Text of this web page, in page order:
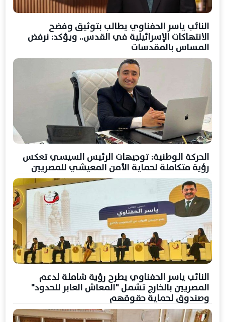
النائب ياسر الحفناوي يطالب بتوثيق وفضح
الانتهاكات الإسرائيلية في القدس.. ويؤكد: نرفض
المساس بالمقدسات
الحركة الوطنية: توجيهات الرئيس السيسي تعكس
رؤية متكاملة لحماية الأمن المعيشي للمصريين
النائب ياسر الحفناوي يطرح رؤية شاملة لدعم
المصريين بالخارج تشمل "المعاش العابر للحدود"
وصندوق لحماية حقوقهم